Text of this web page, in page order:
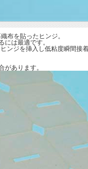
布を貼ったヒンジ。
は最適です。
ンジを挿入し低粘度瞬間接
あります。